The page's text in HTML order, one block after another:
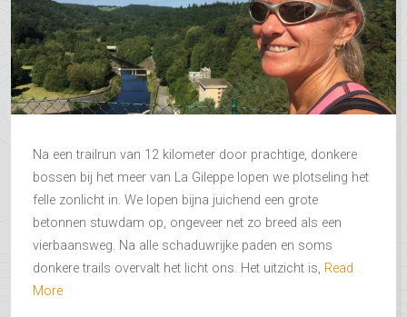
Na een trailrun van 12 kilometer door prachtige, donkere
bossen bij het meer van La Gileppe lopen we plotseling het
felle zonlicht in. We lopen bijna juichend een grote
betonnen stuwdam op, ongeveer net zo breed als een
vierbaansweg. Na alle schaduwrijke paden en soms
donkere trails overvalt het licht ons. Het uitzicht is, Read
More